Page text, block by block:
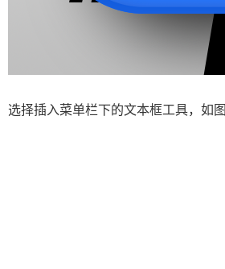
选择插入菜单栏下的文本框工具，如